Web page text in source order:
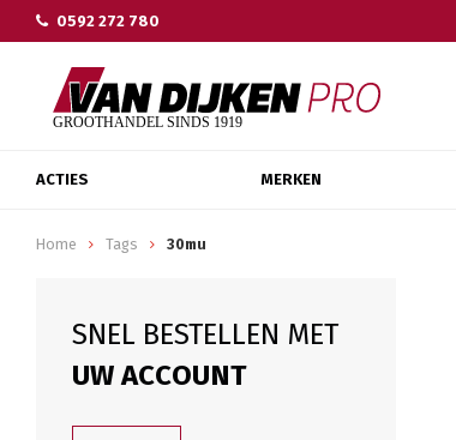
0592 272 780
ACTIES MERKEN
Home Tags 30mu
SNEL BESTELLEN MET
UW ACCOUNT